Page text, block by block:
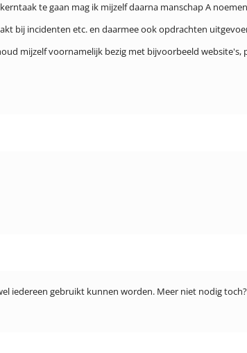
te gaan mag ik mijzelf daarna manschap A
bij incidenten etc. en daarmee ook opdrachten
mijzelf voornamelijk bezig met bijvoorbeeld
iedereen gebruikt kunnen worden. Meer niet nodig